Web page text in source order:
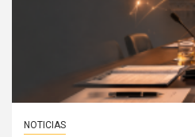
NOTICIAS